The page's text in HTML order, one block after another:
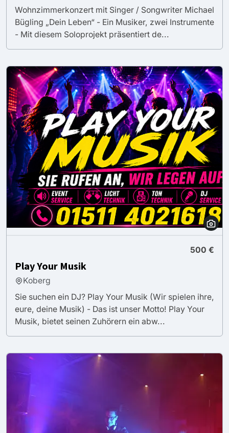
Wohnzimmerkonzert mit Singer / Songwriter Michael
Bügling „Dein Leben“ - Ein Musiker, zwei Instrumente
- Mit diesem Soloprojekt präsentiert de...
500 €
Play Your Musik
Koberg
Sie suchen ein DJ? Play Your Musik (Wir spielen ihre,
eure, deine Musik) - Das ist unser Motto! Play Your
Musik, bietet seinen Zuhörern ein abw...